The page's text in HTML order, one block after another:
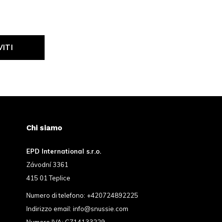
Chi siamo
EPD International s.r.o.
Závodní 3361
415 01 Teplice
Numero di telefono: +420724892225
Indirizzo email: info@snussie.com